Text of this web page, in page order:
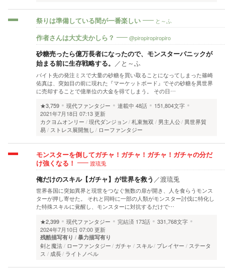
祭りは準備している間が一番楽しい と～ふ
作者さんは大丈夫かしら？ @piropiropiropiro
砂糖売ったら億万長者になったので、モンスターパニックが
始まる前に生存戦略する。 ／ と～ふ
バイト先の発注ミスで大量の砂糖を買い取ることになってしまった篠崎
佑真は、突如目の前に現れた『マーケットボード』でその砂糖を異世界
に売却することで億単位の大金を得てしまう。 その日…
★3,759
現代ファンタジー 連載中 48話
151,804文字
2021年7月18日 07:13 更新
カクヨムオンリー
現代ダンジョン 札束無双 男主人公 異世界貿
易
ストレス展開無し ローファンタジー
モンスターを倒してガチャ！ガチャ！ガチャ！ガチャの分だ
け強くなる！
渡琉兎
俺だけのスキル【ガチャ】が世界を救う ／渡琉兎
世界各国に突如異界と現世をつなぐ無数の扉が開き、人を食らうモンス
ターが押し寄せた。 それと同時に一部の人類がモンスター討伐に特化し
た特殊スキルに覚醒し、モンスターに対抗するだけで…
★2,399
現代ファンタジー 完結済 173話
331,768文字
2024年7月10日 07:00 更新
残酷描写有り 暴力描写有り
剣と魔法 ローファンタジー ガチャ スキル プレイヤー
ステータ
ス
成長 ライトノベル